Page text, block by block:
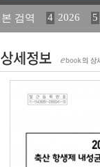
검역 4 2026
5
감 13 媛 異 14